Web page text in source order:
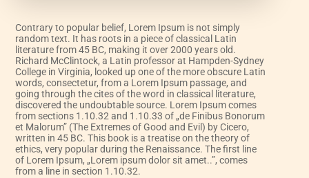
Contrary to popular belief, Lorem Ipsum is not simply
random text. It has roots in a piece of classical Latin
literature from 45 BC, making it over 2000 years old.
Richard McClintock, a Latin professor at Hampden-Sydney
College in Virginia, looked up one of the more obscure Latin
words, consectetur, from a Lorem Ipsum passage, and
going through the cites of the word in classical literature,
discovered the undoubtable source. Lorem Ipsum comes
from sections 1.10.32 and 1.10.33 of „de Finibus Bonorum
et Malorum” (The Extremes of Good and Evil) by Cicero,
written in 45 BC. This book is a treatise on the theory of
ethics, very popular during the Renaissance. The first line
of Lorem Ipsum, „Lorem ipsum dolor sit amet..”, comes
from a line in section 1.10.32.